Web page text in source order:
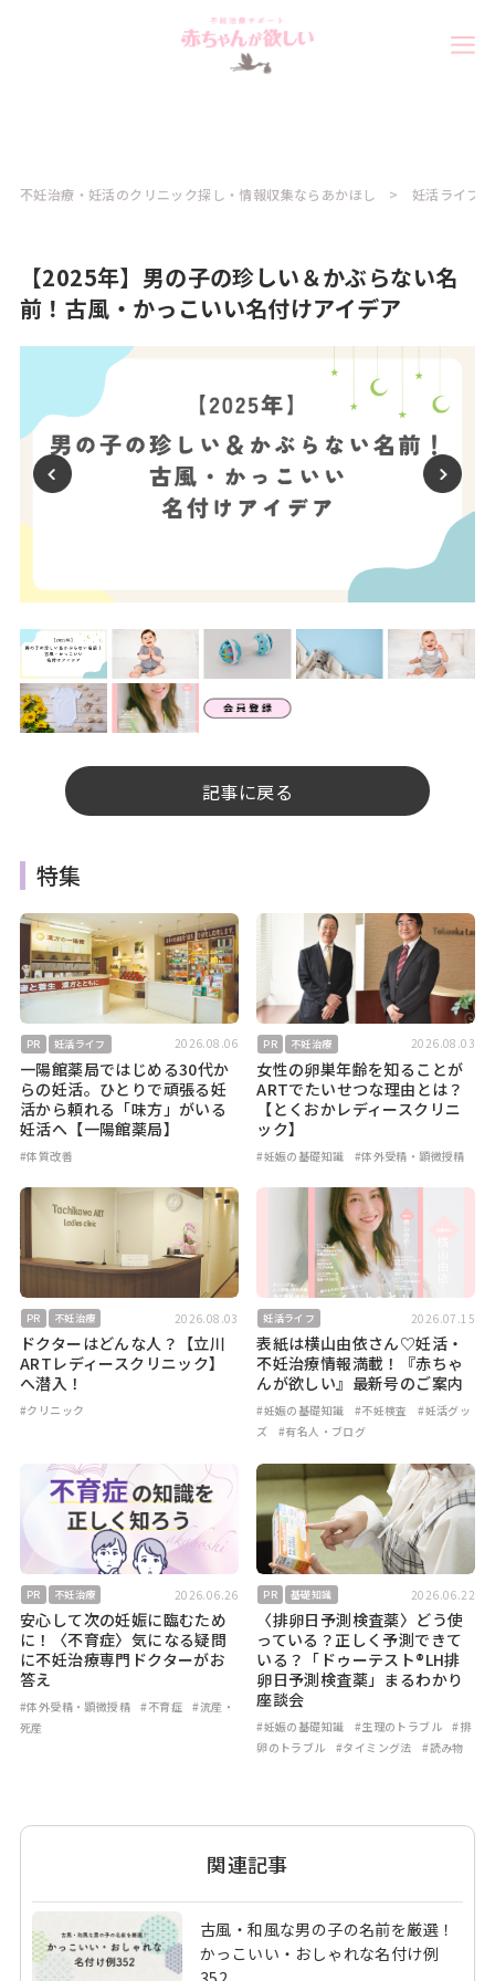
不妊治療・妊活のクリニック探し・情報収集ならあかほし 妊活ライフ
【2025年】男の子の珍しい＆かぶらない名
前！古風・かっこいい名付けアイデア
記事に戻る
特集
PR 妊活ライフ 2026.08.06
一陽館薬局ではじめる30代か
らの妊活。ひとりで頑張る妊
活から頼れる「味方」がいる
妊活へ【一陽館薬局】
#体質改善
PR 不妊治療 2026.08.03
女性の卵巣年齢を知ることが
ARTでたいせつな理由とは？
【とくおかレディースクリニ
ック】
#妊娠の基礎知識 #体外受精・顕微授精
PR 不妊治療 2026.08.03
ドクターはどんな人？【立川
ARTレディースクリニック】
へ潜入！
#クリニック
妊活ライフ 2026.07.15
表紙は横山由依さん♡妊活・
不妊治療情報満載！『赤ちゃ
んが欲しい』最新号のご案内
#妊娠の基礎知識 #不妊検査
#妊活グッ
ズ
#有名人・ブログ
PR 不妊治療 2026.06.26
安心して次の妊娠に臨むため
に！〈不育症〉気になる疑問
に不妊治療専門ドクターがお
答え
#体外受精・顕微授精 #不育症
#流産・
死産
PR 基礎知識 2026.06.22
〈排卵日予測検査薬〉どう使
っている？正しく予測できて
いる？「ドゥーテスト®LH排
卵日予測検査薬」まるわかり
座談会
#妊娠の基礎知識 #生理のトラブル
#排
卵のトラブル
#タイミング法 #読み物
関連記事
古風・和風な男の子の名前を厳選！
かっこいい・おしゃれな名付け例